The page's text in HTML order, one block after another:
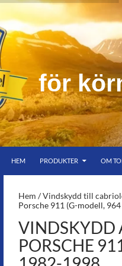
r kör
bar himmel
HEM
PRODUKTER OM
Hem /Vindskydd till
Porsche 911 (G-modell,
VINDSKYDD
PORSCHE